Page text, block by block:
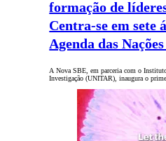
formação de
Centra-se em sete
Agenda das
A Nova SBE, em parceria com o
Investigação (UNITAR), inaugura o